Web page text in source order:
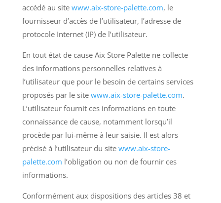
accédé au site www.aix-store-palette.com, le
fournisseur d’accès de l’utilisateur, l’adresse de
protocole Internet (IP) de l’utilisateur.
En tout état de cause Aix Store Palette ne collecte
des informations personnelles relatives à
l’utilisateur que pour le besoin de certains services
proposés par le site www.aix-store-palette.com.
L’utilisateur fournit ces informations en toute
connaissance de cause, notamment lorsqu’il
procède par lui-même à leur saisie. Il est alors
précisé à l’utilisateur du site www.aix-store-
palette.com l’obligation ou non de fournir ces
informations.
Conformément aux dispositions des articles 38 et